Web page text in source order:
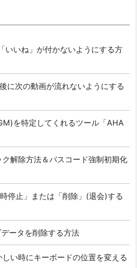
いね」が付かないようにする方
に次の動画が流れないようにする
を特定してくれるツール「AHA
解除方法＆パスコード強制初期化
停止」または「削除」(退会)する
ータを削除する方法
い時にキーボードの位置を変える